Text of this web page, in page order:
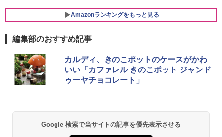
Amazonランキングをもっと見る
1
シャープ 過熱水蒸気 オーブンレンジ 23
L 1段調理 ブラック RE-WF232-B シンプ
ル操作 コンパクト 一人暮らし 二人暮ら
し らくチン!（絶対湿度）センサー ノン
￥29,582
編集部のおすすめ記事
カルディ、きのこポットのケースがかわ
いい「カファレル きのこポット ジャンド
ゥーヤチョコレート」
Google 検索で当サイトの記事を優先表示させる